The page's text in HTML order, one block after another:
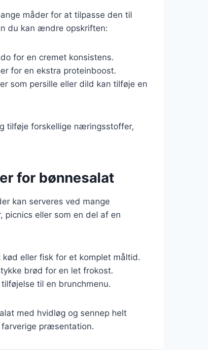
måder for at tilpasse den til
du kan ændre opskriften:
for en cremet konsistens.
for en ekstra proteinboost.
som persille eller dild kan tilføje en
tilføje forskellige næringsstoffer,
for bønnesalat
kan serveres ved mange
picnics eller som en del af en
eller fisk for et komplet måltid.
brød for en let frokost.
til en brunchmenu.
med hvidløg og sennep helt
præsentation.